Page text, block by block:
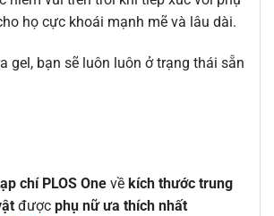
họ cực khoái mạnh mẽ và lâu dài.
gel, bạn sẽ luôn luôn ở trạng thái sẵn
chí PLOS One về kích thước trung
được phụ nữ ưa thích nhất